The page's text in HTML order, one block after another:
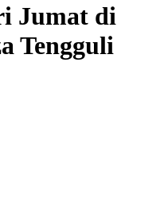
Jumat di
Tengguli